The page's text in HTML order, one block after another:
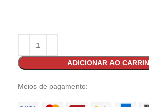
ADICIONAR AO
Meios de pagamento: